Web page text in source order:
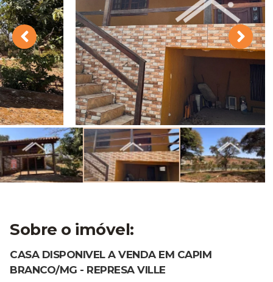
Sobre o imóvel:
CASA DISPONIVEL A VENDA EM CAPIM
BRANCO/MG - REPRESA VILLE